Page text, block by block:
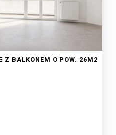
Z BALKONEM O POW. 26M2